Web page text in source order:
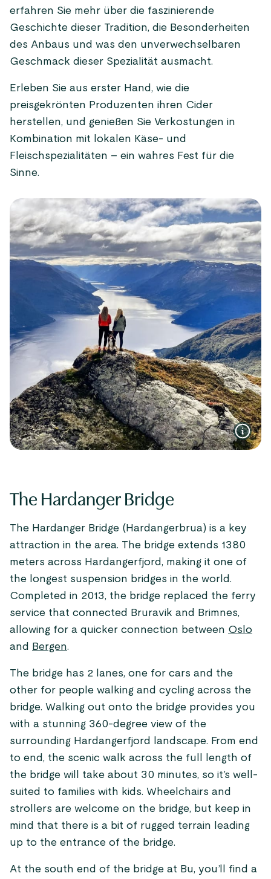
erfahren Sie mehr über die faszinierende
Geschichte dieser Tradition, die Besonderheiten
des Anbaus und was den unverwechselbaren
Geschmack dieser Spezialität ausmacht.
Erleben Sie aus erster Hand, wie die
preisgekrönten Produzenten ihren Cider
herstellen, und genießen Sie Verkostungen in
Kombination mit lokalen Käse- und
Fleischspezialitäten – ein wahres Fest für die
Sinne.
The Hardanger Bridge
The Hardanger Bridge (Hardangerbrua) is a key
attraction in the area. The bridge extends 1380
meters across Hardangerfjord, making it one of
the longest suspension bridges in the world.
Completed in 2013, the bridge replaced the ferry
service that connected Bruravik and Brimnes,
allowing for a quicker connection between Oslo
and
Bergen.
The bridge has 2 lanes, one for cars and the
other for people walking and cycling across the
bridge. Walking out onto the bridge provides you
with a stunning 360-degree view of the
surrounding Hardangerfjord landscape. From end
to end, the scenic walk across the full length of
the bridge will take about 30 minutes, so it’s well-
suited to families with kids. Wheelchairs and
strollers are welcome on the bridge, but keep in
mind that there is a bit of rugged terrain leading
up to the entrance of the bridge.
At the south end of the bridge at Bu, you’ll find a